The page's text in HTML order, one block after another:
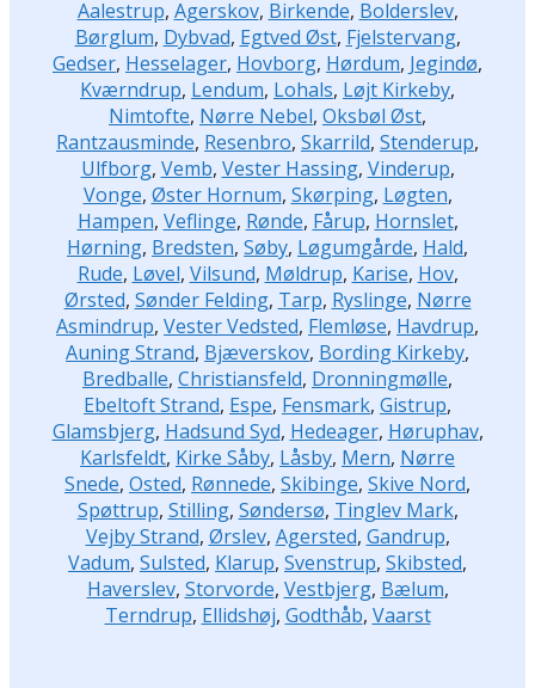
Aalestrup, Agerskov, Birkende, Bolderslev,
Børglum, Dybvad, Egtved Øst, Fjelstervang,
Gedser, Hesselager, Hovborg, Hørdum, Jegindø,
Kværndrup, Lendum, Lohals, Løjt Kirkeby,
Nimtofte, Nørre Nebel, Oksbøl Øst,
Rantzausminde, Resenbro, Skarrild, Stenderup,
Ulfborg, Vemb, Vester Hassing, Vinderup,
Vonge, Øster Hornum, Skørping, Løgten,
Hampen, Veflinge, Rønde, Fårup, Hornslet,
Hørning, Bredsten, Søby, Løgumgårde, Hald,
Rude, Løvel, Vilsund, Møldrup, Karise, Hov,
Ørsted, Sønder Felding, Tarp, Ryslinge, Nørre
Asmindrup, Vester Vedsted, Flemløse, Havdrup,
Auning Strand, Bjæverskov, Bording Kirkeby,
Bredballe, Christiansfeld, Dronningmølle,
Ebeltoft Strand, Espe, Fensmark, Gistrup,
Glamsbjerg, Hadsund Syd, Hedeager, Høruphav,
Karlsfeldt, Kirke Såby, Låsby, Mern, Nørre
Snede, Osted, Rønnede, Skibinge, Skive Nord,
Spøttrup, Stilling, Søndersø, Tinglev Mark,
Vejby Strand, Ørslev, Agersted, Gandrup,
Vadum, Sulsted, Klarup, Svenstrup, Skibsted,
Haverslev, Storvorde, Vestbjerg, Bælum,
Terndrup, Ellidshøj, Godthåb, Vaarst